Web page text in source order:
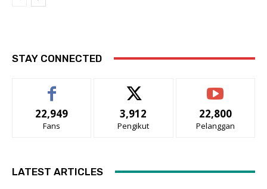
STAY CONNECTED
22,949
Fans
3,912
Pengikut
22,800
Pelanggan
LATEST ARTICLES